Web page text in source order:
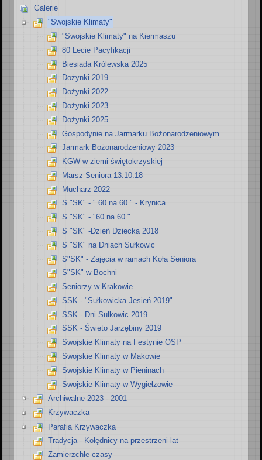
Galerie
"Swojskie Klimaty"
"Swojskie Klimaty" na Kiermaszu
80 Lecie Pacyfikacji
Biesiada Królewska 2025
Dożynki 2019
Dożynki 2022
Dożynki 2023
Dożynki 2025
Gospodynie na Jarmarku Bożonarodzeniowym
Jarmark Bożonarodzeniowy 2023
KGW w ziemi świętokrzyskiej
Marsz Seniora 13.10.18
Mucharz 2022
S "SK" - " 60 na 60 " - Krynica
S "SK" - "60 na 60 "
S "SK" -Dzień Dziecka 2018
S "SK" na Dniach Sułkowic
S"SK" - Zajęcia w ramach Koła Seniora
S"SK" w Bochni
Seniorzy w Krakowie
SSK - "Sułkowicka Jesień 2019"
SSK - Dni Sułkowic 2019
SSK - Święto Jarzębiny 2019
Swojskie Klimaty na Festynie OSP
Swojskie Klimaty w Makowie
Swojskie Klimaty w Pieninach
Swojskie Klimaty w Wygiełzowie
Archiwalne 2023 - 2001
Krzywaczka
Parafia Krzywaczka
Tradycja - Kolędnicy na przestrzeni lat
Zamierzchłe czasy